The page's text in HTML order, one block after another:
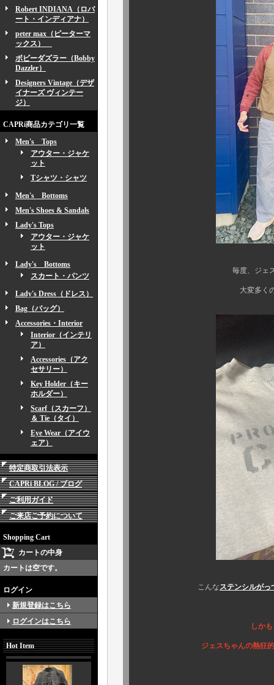
Robert INDIANA（ロバ
ート・インディアナ）
peter max（ピーターマ
ックス）
ボビーダズラー（Bobby
Dazzler）
Designers Vintage（デザ
イナーズ ヴィンテー
ジ）
CAPRi商品カテゴリ一覧
Men's Tops
アウター・ジャケ
ット
Tシャツ・シャツ
Men's Bottoms
Men's Shoes & Sandals
Lady's Tops
アウター・ジャケ
ット
Lady's Bottoms
スカート・パンツ
Lady's Dress（ドレス）
Bag（バッグ）
Accessories・Interior
Interior（インテリ
ア）
Accessories（アク
セサリー）
Key Holder（キー
ホルダー）
Scarf（スカーフ）
＆ Tie（タイ）
Eye Wear（アイウ
ェア）
特定商取引法表示
CAPRi BLOG / ブログ
ご利用ガイド
ご来店ご予約について
Shopping Cart
カートの中身
カートは空です。
ログイン
新規登録はこちら
ログインはこちら
Hot Item
毎度、ジェスのコレクシ
大変多くのご反響
こんなステンシルが
しか
ジェスちゃんの熱狂的なファ